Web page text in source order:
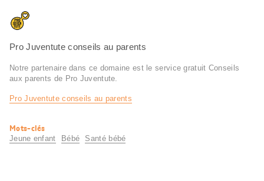
Pro Juventute conseils au parents
Notre partenaire dans ce domaine est le service gratuit Conseils
aux parents de Pro Juventute.
Pro Juventute conseils au parents
Informations
utiles
Mots-clés
Jeune enfant Bébé Santé bébé